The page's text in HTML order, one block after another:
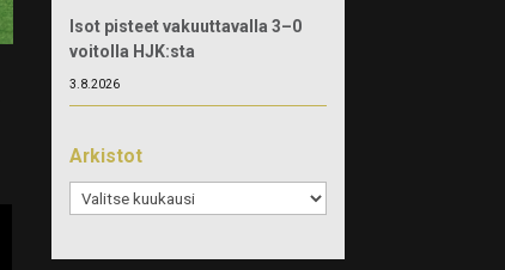
Isot pisteet vakuuttavalla 3–0
voitolla HJK:sta
3.8.2026
Arkistot
Arkistot